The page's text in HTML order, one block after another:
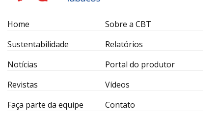
Home
Sobre a CBT
Sustentabilidade
Relatórios
Notícias
Portal do produtor
Revistas
Vídeos
Faça parte da equipe
Contato